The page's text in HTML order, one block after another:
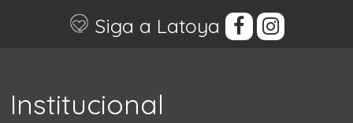
Siga a Latoya
Institucional